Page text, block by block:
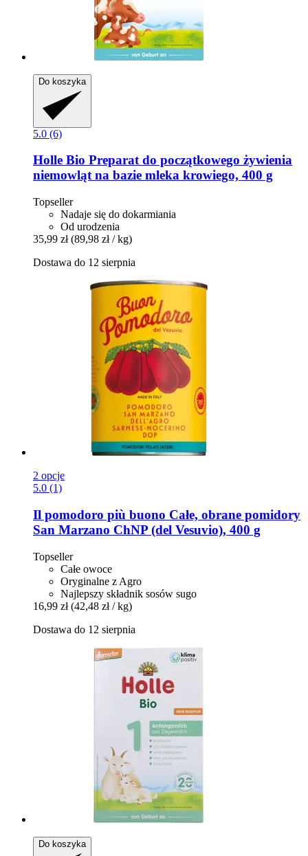
Do koszyka
5.0 (6)
Holle Bio Preparat do początkowego żywienia
niemowląt na bazie mleka krowiego, 400 g
Topseller
Nadaje się do dokarmiania
Od urodzenia
35,99 zł (89,98 zł / kg)
Dostawa do 12 sierpnia
2 opcje
5.0 (1)
Il pomodoro più buono Całe, obrane pomidory
San Marzano ChNP (del Vesuvio), 400 g
Topseller
Całe owoce
Oryginalne z Agro
Najlepszy składnik sosów sugo
16,99 zł (42,48 zł / kg)
Dostawa do 12 sierpnia
Do koszyka